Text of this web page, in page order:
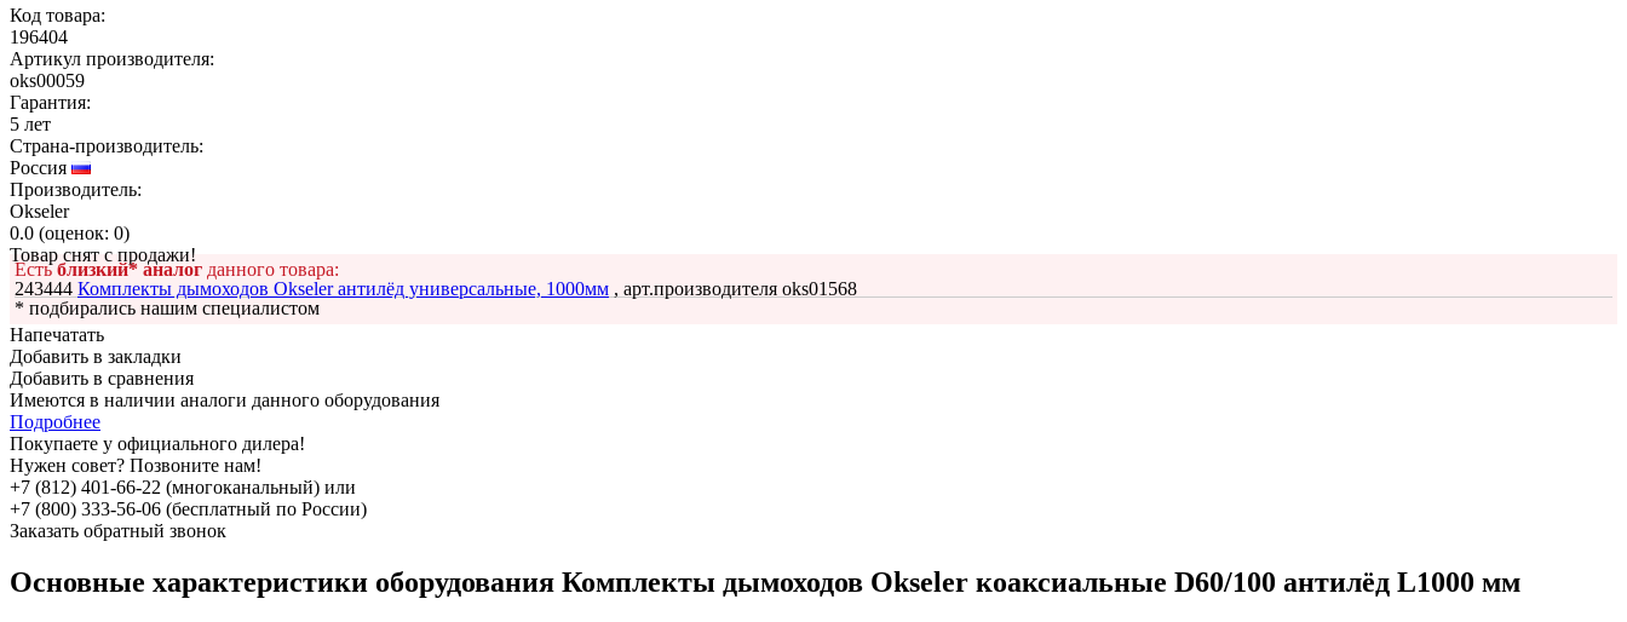
Код товара:
196404
Артикул производителя:
oks00059
Гарантия:
5 лет
Страна-производитель:
Россия
Производитель:
Okseler
0.0 (оценок: 0)
Товар снят с продажи!
Естьблизкий* аналог данного товара:
243444 Комплекты дымоходов Okseler антилёд универсальные, 1000мм , арт.производителя oks01568
* подбирались нашим специалистом
Напечатать
Добавить в закладки
Добавить в сравнения
Имеются в наличии аналоги данного оборудования
Подробнее
Покупаете у официального дилера!
Нужен совет? Позвоните нам!
+7 (812) 401-66-22 (многоканальный) или
+7 (800) 333-56-06 (бесплатный по России)
Заказать обратный звонок
Основные характеристики оборудования Комплекты дымоходов Okseler коаксиальные D60/100 антилёд L1000 мм